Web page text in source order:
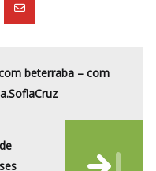
beterraba – com